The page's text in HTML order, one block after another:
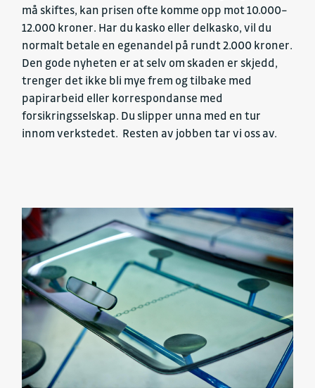
må skiftes, kan prisen ofte komme opp mot 10.000–
12.000 kroner. Har du kasko eller delkasko, vil du
normalt betale en egenandel på rundt 2.000 kroner.
Den gode nyheten er at selv om skaden er skjedd,
trenger det ikke bli mye frem og tilbake med
papirarbeid eller korrespondanse med
forsikringsselskap. Du slipper unna med en tur
innom verkstedet. Resten av jobben tar vi oss av.